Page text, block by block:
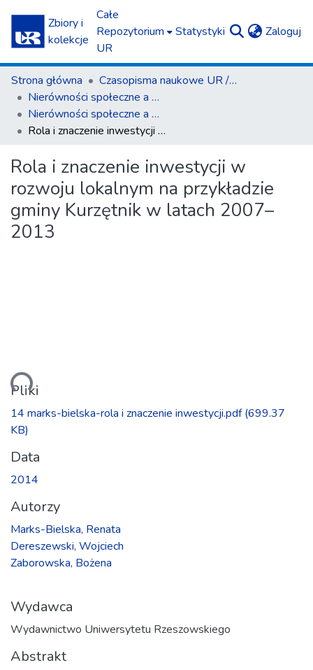
Zbiory i
kolekcje
Całe
Repozytorium
UR
Statystyki Zaloguj
Strona główna
Czasopisma naukowe UR / Scientific Journals
Nierówności społeczne a wzrost gospodarczy
Nierówności społeczne a wzrost gospodarczy z. 40(4)/2014
Rola i znaczenie inwestycji w rozwoju lokalnym na przykładzie gminy Kurzętnik w latach 2007–2013
Rola i znaczenie inwestycji w
rozwoju lokalnym na przykładzie
gminy Kurzętnik w latach 2007–
2013
Pliki
14 marks-bielska-rola i znaczenie inwestycji.pdf(699.37
KB)
Data
2014
Autorzy
Marks-Bielska, Renata
Dereszewski, Wojciech
Zaborowska, Bożena
Wydawca
Wydawnictwo Uniwersytetu Rzeszowskiego
Abstrakt